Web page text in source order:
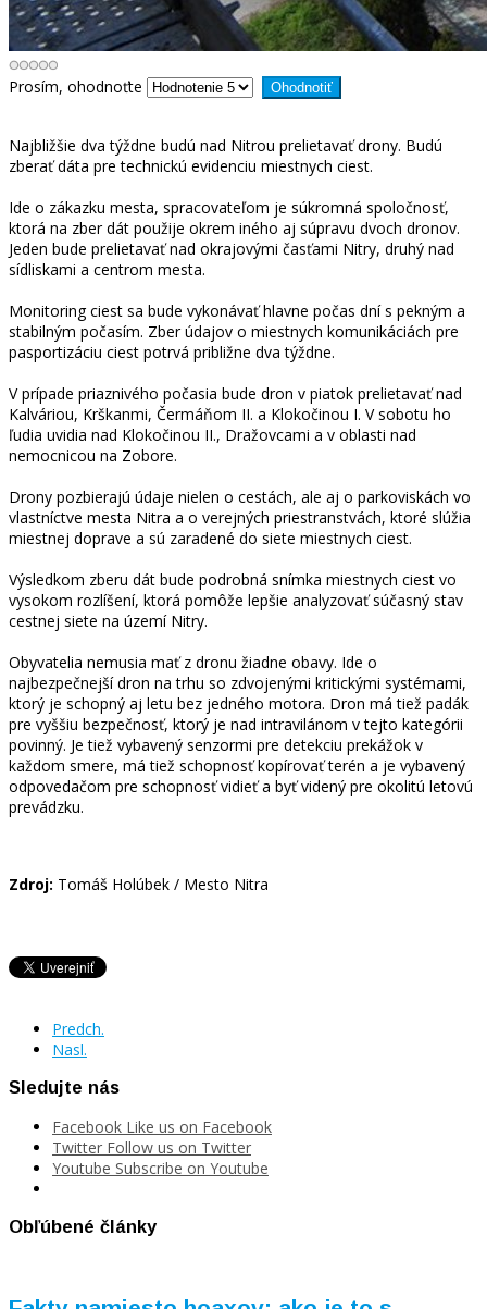
Prosím, ohodnoťte
Najbližšie dva týždne budú nad Nitrou prelietavať drony. Budú
zberať dáta pre technickú evidenciu miestnych ciest.
Ide o zákazku mesta, spracovateľom je súkromná spoločnosť,
ktorá na zber dát použije okrem iného aj súpravu dvoch dronov.
Jeden bude prelietavať nad okrajovými časťami Nitry, druhý nad
sídliskami a centrom mesta.
Monitoring ciest sa bude vykonávať hlavne počas dní s pekným a
stabilným počasím. Zber údajov o miestnych komunikáciách pre
pasportizáciu ciest potrvá približne dva týždne.
V prípade priaznivého počasia bude dron v piatok prelietavať nad
Kalváriou, Krškanmi, Čermáňom II. a Klokočinou I. V sobotu ho
ľudia uvidia nad Klokočinou II., Dražovcami a v oblasti nad
nemocnicou na Zobore.
Drony pozbierajú údaje nielen o cestách, ale aj o parkoviskách vo
vlastníctve mesta Nitra a o verejných priestranstvách, ktoré slúžia
miestnej doprave a sú zaradené do siete miestnych ciest.
Výsledkom zberu dát bude podrobná snímka miestnych ciest vo
vysokom rozlíšení, ktorá pomôže lepšie analyzovať súčasný stav
cestnej siete na území Nitry.
Obyvatelia nemusia mať z dronu žiadne obavy. Ide o
najbezpečnejší dron na trhu so zdvojenými kritickými systémami,
ktorý je schopný aj letu bez jedného motora. Dron má tiež padák
pre vyššiu bezpečnosť, ktorý je nad intravilánom v tejto kategórii
povinný. Je tiež vybavený senzormi pre detekciu prekážok v
každom smere, má tiež schopnosť kopírovať terén a je vybavený
odpovedačom pre schopnosť vidieť a byť videný pre okolitú letovú
prevádzku.
Zdroj: Tomáš Holúbek / Mesto Nitra
Predch.
Nasl.
Sledujte nás
Facebook Like us on Facebook
Twitter Follow us on Twitter
Youtube Subscribe on Youtube
Obľúbené články